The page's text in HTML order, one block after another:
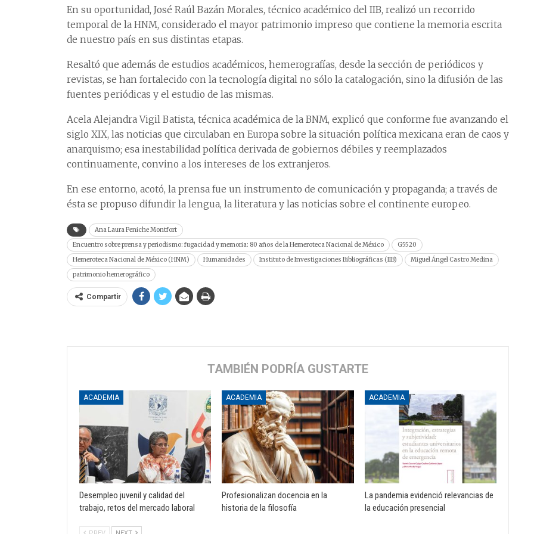
En su oportunidad, José Raúl Bazán Morales, técnico académico del IIB, realizó un recorrido
temporal de la HNM, considerado el mayor patrimonio impreso que contiene la memoria escrita
de nuestro país en sus distintas etapas.
Resaltó que además de estudios académicos, hemerografías, desde la sección de periódicos y
revistas, se han fortalecido con la tecnología digital no sólo la catalogación, sino la difusión de las
fuentes periódicas y el estudio de las mismas.
Acela Alejandra Vigil Batista, técnica académica de la BNM, explicó que conforme fue avanzando el
siglo XIX, las noticias que circulaban en Europa sobre la situación política mexicana eran de caos y
anarquismo; esa inestabilidad política derivada de gobiernos débiles y reemplazados
continuamente, convino a los intereses de los extranjeros.
En ese entorno, acotó, la prensa fue un instrumento de comunicación y propaganda; a través de
ésta se propuso difundir la lengua, la literatura y las noticias sobre el continente europeo.
Ana Laura Peniche Montfort
Encuentro sobre prensa y periodismo: fugacidad y memoria: 80 años de la Hemeroteca Nacional de México
G5520
Hemeroteca Nacional de México (HNM)
Humanidades Instituto de Investigaciones Bibliográficas (IIB)
Miguel Ángel Castro Medina
patrimonio hemerográfico
Compartir
TAMBIÉN PODRÍA GUSTARTE
ACADEMIA
Desempleo juvenil y calidad del
trabajo, retos del mercado laboral
ACADEMIA
Profesionalizan docencia en la
historia de la filosofía
ACADEMIA
La pandemia evidenció relevancias de
la educación presencial